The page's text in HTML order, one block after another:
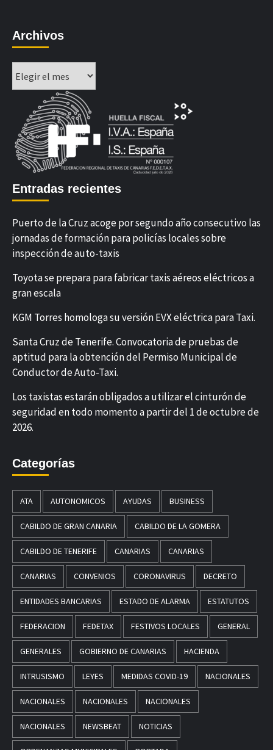
Archivos
Entradas recientes
Puerto de la Cruz acoge por segundo año consecutivo las
jornadas de formación para policías locales sobre
inspección de auto-taxis
Toyota se prepara para fabricar taxis aéreos eléctricos a
gran escala
KGM Torres homologa su versión EVX eléctrica para Taxi.
Santa Cruz de Tenerife. Convocatoria de pruebas de
aptitud para la obtención del Permiso Municipal de
Conductor de Auto-Taxi.
Los taxistas estarán obligados a utilizar el cinturón de
seguridad en todo momento a partir del 1 de octubre de
2026.
Categorías
ATA AUTONOMICOS AYUDAS BUSINESS
CABILDO DE GRAN CANARIA CABILDO DE LA GOMERA
CABILDO DE TENERIFE CANARIAS CANARIAS
CANARIAS CONVENIOS CORONAVIRUS DECRETO
ENTIDADES BANCARIAS ESTADO DE ALARMA ESTATUTOS
FEDERACION FEDETAX FESTIVOS LOCALES GENERAL
GENERALES GOBIERNO DE CANARIAS HACIENDA
INTRUSISMO LEYES MEDIDAS COVID-19 NACIONALES
NACIONALES NACIONALES NACIONALES
NACIONALES NEWSBEAT NOTICIAS